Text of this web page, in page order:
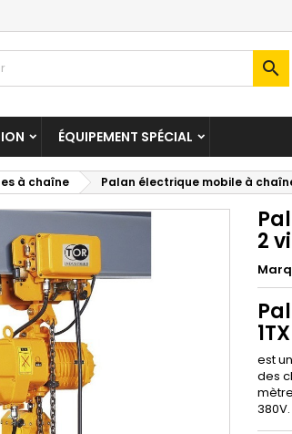

ÉQUIPEMENT SPÉCIAL
à chaîne Palan électrique mobile à chaîne
2
est
des